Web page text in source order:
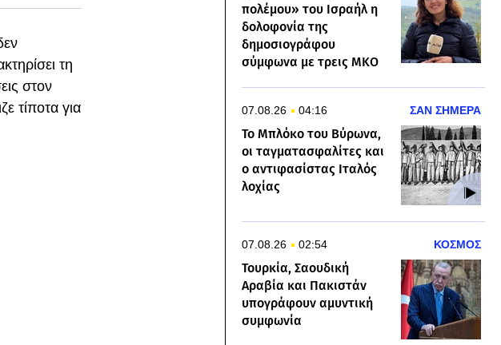
τη
στον
τίποτα για
πολέμου» του Ισραήλ η
δολοφονία της
δημοσιογράφου
σύμφωνα με τρεις ΜΚΟ
07.08.26 04:16 ΣΑΝ ΣΗΜΕΡΑ
Το Μπλόκο του Βύρωνα,
οι ταγματασφαλίτες και
ο αντιφασίστας Ιταλός
λοχίας
07.08.26 02:54 ΚΟΣΜΟΣ
Τουρκία, Σαουδική
Αραβία και Πακιστάν
υπογράφουν αμυντική
συμφωνία